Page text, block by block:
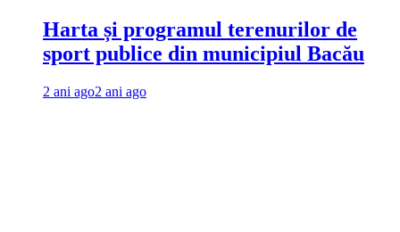
Harta și programul terenurilor de
sport publice din municipiul Bacău
2 ani ago2 ani ago